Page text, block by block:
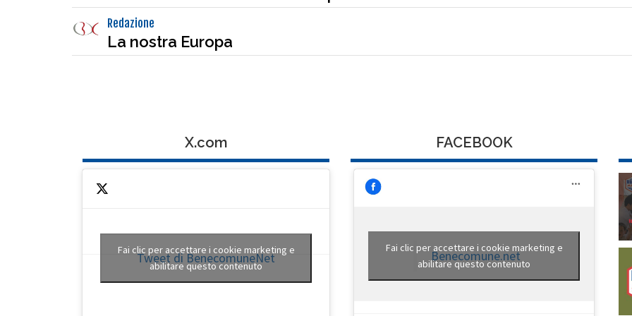
Redazione
La nostra Europa
X.com
Tweet di BenecomuneNet
Fai clic per accettare i cookie marketing e
abilitare questo contenuto
FACEBOOK
Benecomune.net
Fai clic per accettare i cookie marketing e
abilitare questo contenuto